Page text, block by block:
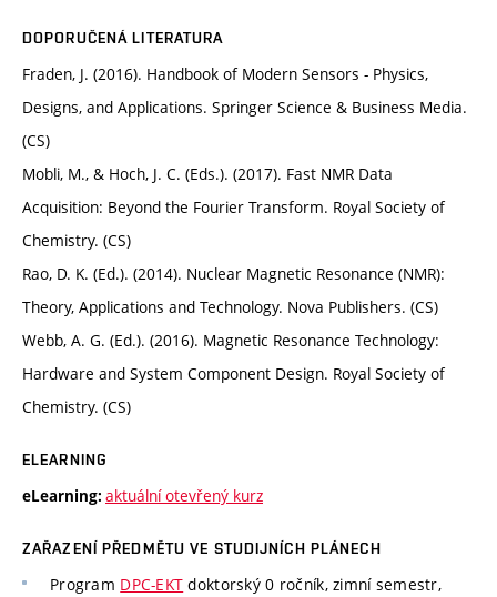
DOPORUČENÁ LITERATURA
Fraden, J. (2016). Handbook of Modern Sensors - Physics,
Designs, and Applications. Springer Science & Business Media.
(CS)
Mobli, M., & Hoch, J. C. (Eds.). (2017). Fast NMR Data
Acquisition: Beyond the Fourier Transform. Royal Society of
Chemistry. (CS)
Rao, D. K. (Ed.). (2014). Nuclear Magnetic Resonance (NMR):
Theory, Applications and Technology. Nova Publishers. (CS)
Webb, A. G. (Ed.). (2016). Magnetic Resonance Technology:
Hardware and System Component Design. Royal Society of
Chemistry. (CS)
ELEARNING
eLearning: aktuální otevřený kurz
ZAŘAZENÍ PŘEDMĚTU VE STUDIJNÍCH PLÁNECH
Program DPC-EKT doktorský 0 ročník, zimní semestr,